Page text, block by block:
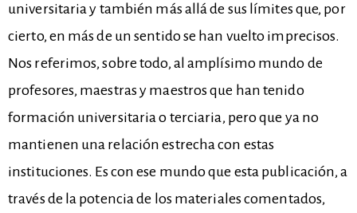
universitaria y también más allá de sus límites que, por
cierto, en más de un sentido se han vuelto imprecisos.
Nos referimos, sobre todo, al amplísimo mundo de
profesores, maestras y maestros que han tenido
formación universitaria o terciaria, pero que ya no
mantienen una relación estrecha con estas
instituciones. Es con ese mundo que esta publicación, a
través de la potencia de los materiales comentados,